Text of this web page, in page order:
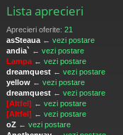
Lista aprecieri
Aprecieri oferite: 21
asSteaua ← vezi postare
andia` ← vezi postare
Lampa ← vezi postare
dreamquest ← vezi postare
yellow ← vezi postare
dreamquest ← vezi postare
[Altfel] ← vezi postare
[Altfel] ← vezi postare
oZ ← vezi postare